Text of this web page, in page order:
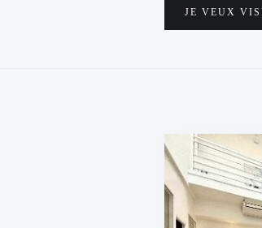
JE VEUX